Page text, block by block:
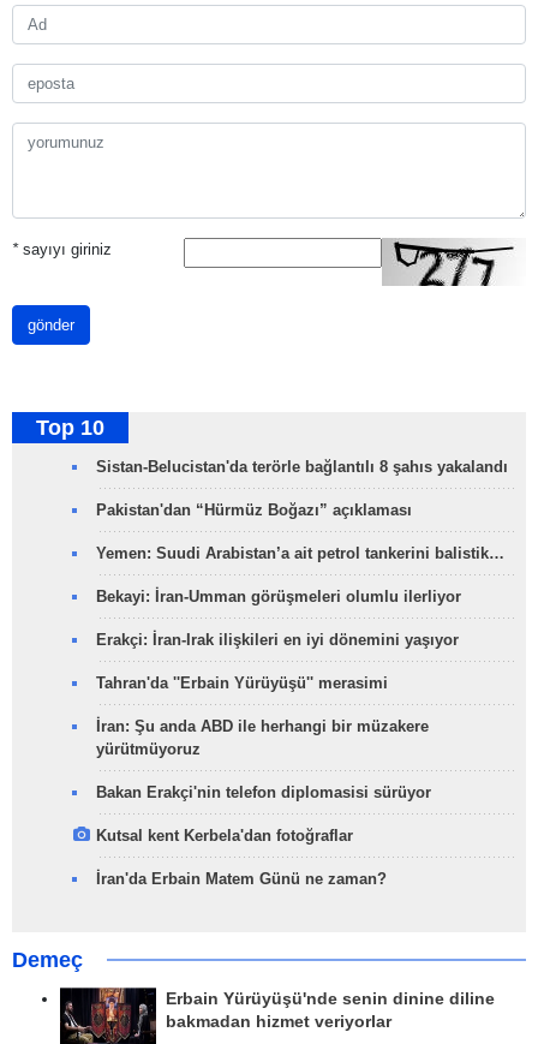
*sayıyı giriniz
gönder
Top 10
Sistan-Belucistan'da terörle bağlantılı 8 şahıs yakalandı
Pakistan'dan “Hürmüz Boğazı” açıklaması
Yemen: Suudi Arabistan’a ait petrol tankerini balistik…
Bekayi: İran-Umman görüşmeleri olumlu ilerliyor
Erakçi: İran-Irak ilişkileri en iyi dönemini yaşıyor
Tahran'da ''Erbain Yürüyüşü'' merasimi
İran: Şu anda ABD ile herhangi bir müzakere
yürütmüyoruz
Bakan Erakçi'nin telefon diplomasisi sürüyor
Kutsal kent Kerbela'dan fotoğraflar
İran'da Erbain Matem Günü ne zaman?
Demeç
Erbain Yürüyüşü'nde senin dinine diline
bakmadan hizmet veriyorlar